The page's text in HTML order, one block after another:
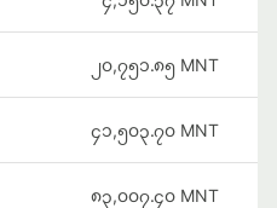
၂၀,၇၅၁.၈၅ MNT
၄၁,၅၀၃.၇၀ MNT
၈၃,၀၀၇.၄၀ MNT